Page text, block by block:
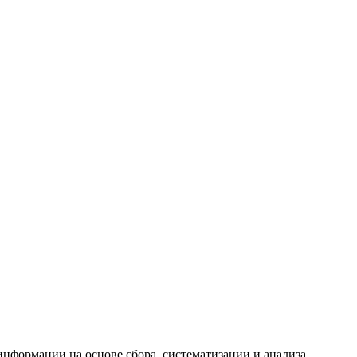
на основе сбора, систематизации и анализа